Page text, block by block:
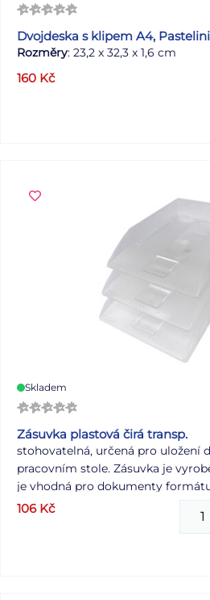
Dvojdeska s klipem A4,
Rozměry: 23,2 x 32,3 x 1,6 cm
160 Kč
Skladem
Zásuvka plastová čirá transp.
stohovatelná, určená pro uložení
pracovním stole. Zásuvka je
je vhodná pro dokumenty
jsou 245 x 340 x 60 mm
106 Kč